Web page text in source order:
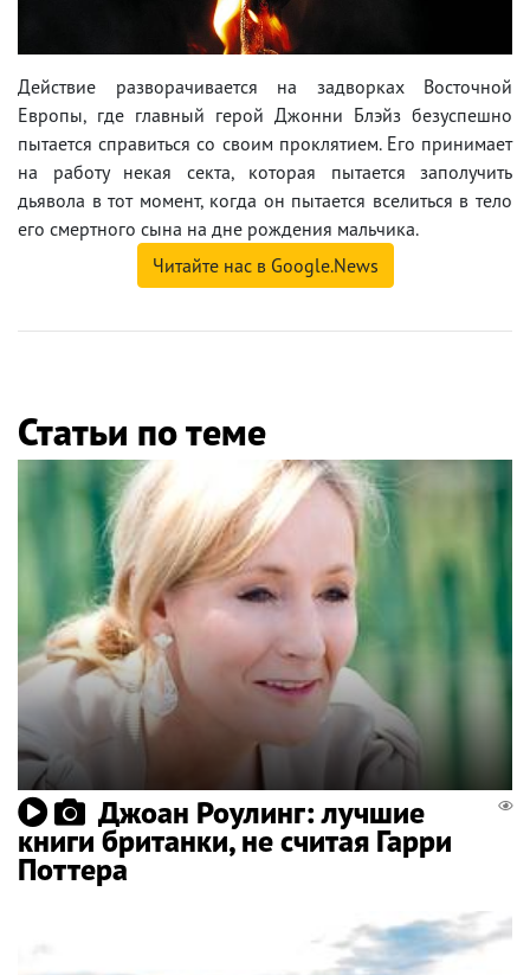
Действие разворачивается на задворках Восточной
Европы, где главный герой Джонни Блэйз безуспешно
пытается справиться со своим проклятием. Его принимает
на работу некая секта, которая пытается заполучить
дьявола в тот момент, когда он пытается вселиться в тело
его смертного сына на дне рождения мальчика.
Читайте нас в Google.News
Статьи по теме
Джоан Роулинг: лучшие
книги британки, не считая Гарри
Поттера